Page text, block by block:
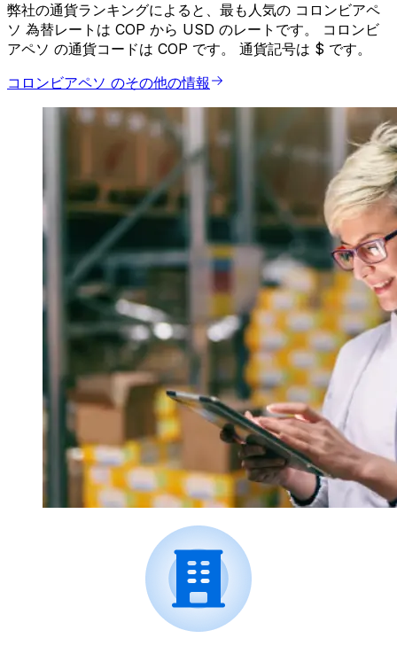
弊社の通貨ランキングによると、最も人気の コロンビアペ
ソ 為替レートは COP から USD のレートです。 コロンビ
アペソ の通貨コードは COP です。 通貨記号は $ です。
コロンビアペソ のその他の情報